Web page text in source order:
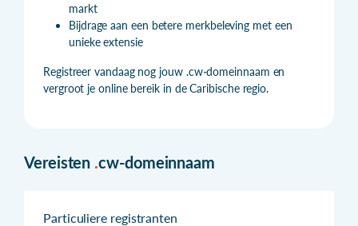
markt
Bijdrage aan een betere merkbeleving met een
unieke extensie
Registreer vandaag nog jouw .cw-domeinnaam en
vergroot je online bereik in de Caribische regio.
Vereisten .cw-domeinnaam
Particuliere registranten